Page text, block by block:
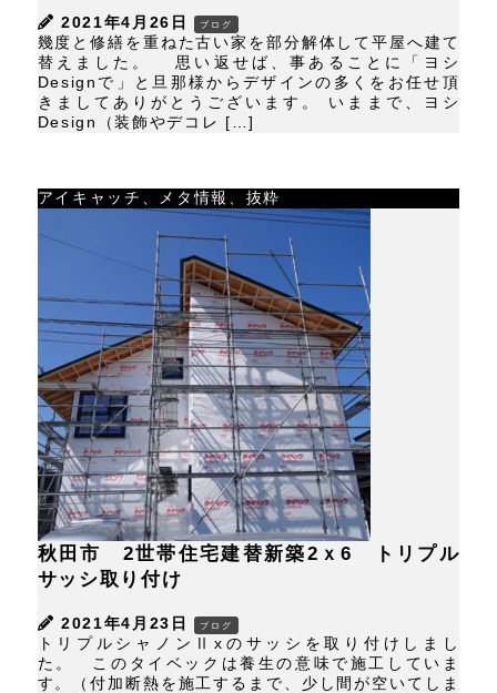
2021年4月26日 ブログ
幾度と修繕を重ねた古い家を部分解体して平屋へ建て
替えました。 思い返せば、事あることに「ヨシ
Designで」と旦那様からデザインの多くをお任せ頂
きましてありがとうございます。 いままで、ヨシ
Design（装飾やデコレ […]
アイキャッチ、メタ情報、抜粋
秋田市 2世帯住宅建替新築2ｘ6 トリプル
サッシ取り付け
2021年4月23日 ブログ
トリプルシャノンⅡxのサッシを取り付けしまし
た。 このタイベックは養生の意味で施工していま
す。（付加断熱を施工するまで、少し間が空いてしま